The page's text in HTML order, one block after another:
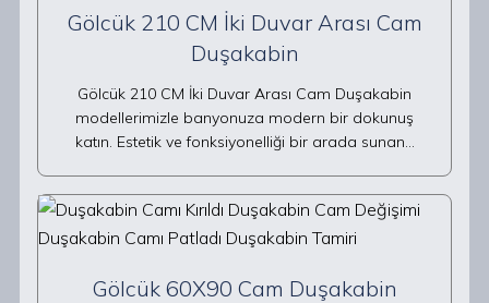
Gölcük 210 CM İki Duvar Arası Cam
Duşakabin
Gölcük 210 CM İki Duvar Arası Cam Duşakabin
modellerimizle banyonuza modern bir dokunuş
katın. Estetik ve fonksiyonelliği bir arada sunan…
Gölcük 60X90 Cam Duşakabin